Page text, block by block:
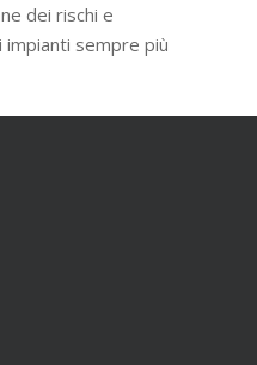
dei rischi e
sempre più